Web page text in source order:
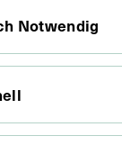
Notwendig